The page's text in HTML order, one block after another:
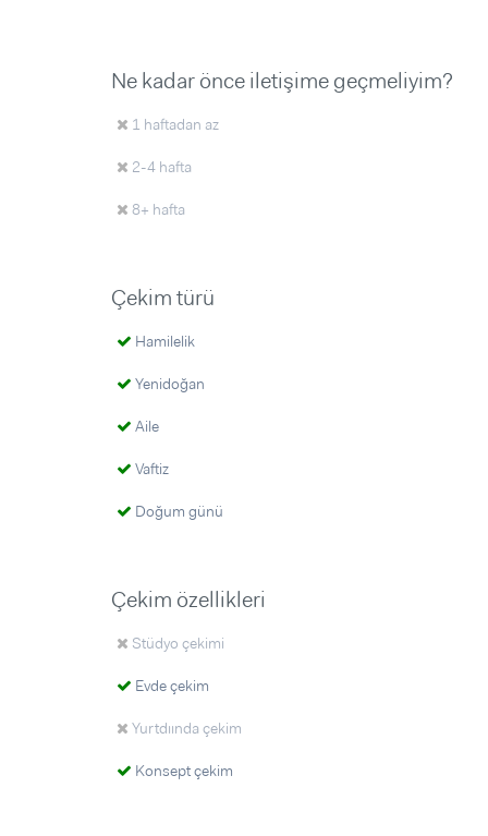
Ne kadar önce iletişime geçmeliyim?
1 haftadan az
2-4 hafta
8+ hafta
Çekim türü
Hamilelik
Yenidoğan
Aile
Vaftiz
Doğum günü
Çekim özellikleri
Stüdyo çekimi
Evde çekim
Yurtdıında çekim
Konsept çekim